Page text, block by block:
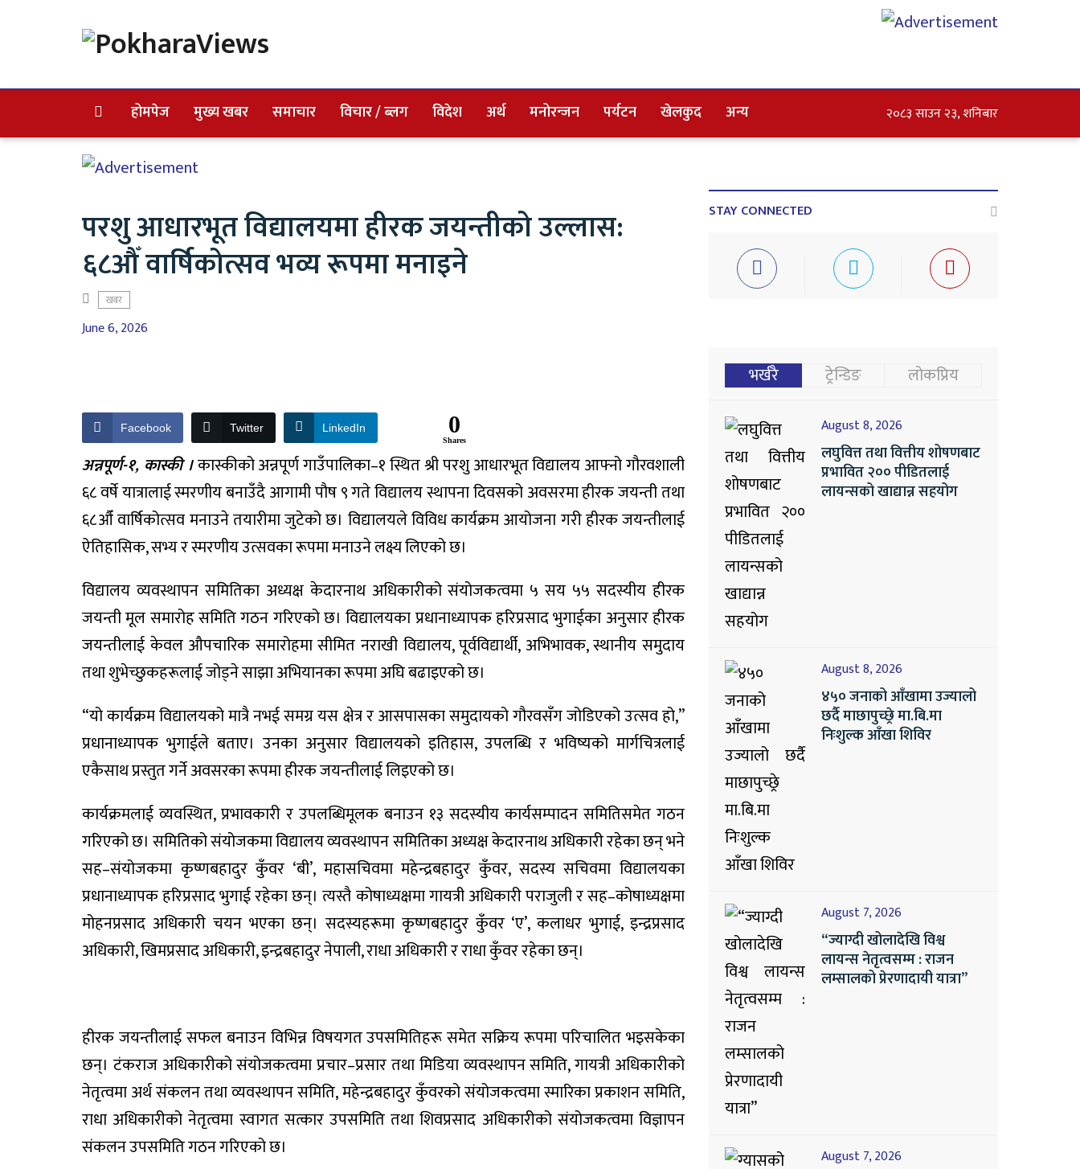
होमपेज मुख्य खबर समाचार विचार / ब्लग विदेश अर्थ मनोरन्जन पर्यटन खेलकुद अन्य २०८३ साउन २३, शनिबार
परशु आधारभूत विद्यालयमा हीरक जयन्तीको उल्लास:
६८औँ वार्षिकोत्सव भव्य रूपमा मनाइने
खबर
June 6, 2026
Facebook Twitter LinkedIn 0
Shares
अन्नपूर्ण-१, कास्की ।कास्कीको अन्नपूर्ण गाउँपालिका–१स्थितश्री परशु आधारभूत विद्यालयआफ्नो गौरवशाली
६८ वर्षे यात्रालाई स्मरणीय बनाउँदै आगामीपौष ९ गतेविद्यालय स्थापना दिवसको अवसरमाहीरक जयन्ती तथा
६८औँ वार्षिकोत्सवमनाउने तयारीमा जुटेको छ। विद्यालयले विविध कार्यक्रम आयोजना गरी हीरक जयन्तीलाई
ऐतिहासिक, सभ्य र स्मरणीय उत्सवका रूपमा मनाउने लक्ष्य लिएको छ।
विद्यालय व्यवस्थापन समितिका अध्यक्ष केदारनाथ अधिकारीको संयोजकत्वमा ५ सय ५५ सदस्यीय हीरक
जयन्ती मूल समारोह समितिगठन गरिएको छ। विद्यालयका प्रधानाध्यापकहरिप्रसाद भुगाईका अनुसार हीरक
जयन्तीलाई केवल औपचारिक समारोहमा सीमित नराखी विद्यालय, पूर्वविद्यार्थी, अभिभावक, स्थानीय समुदाय
तथा शुभेच्छुकहरूलाई जोड्ने साझा अभियानका रूपमा अघि बढाइएको छ।
“यो कार्यक्रम विद्यालयको मात्रै नभई समग्र यस क्षेत्र र आसपासका समुदायको गौरवसँग जोडिएको उत्सव हो,”
प्रधानाध्यापक भुगाईले बताए। उनका अनुसार विद्यालयको इतिहास, उपलब्धि र भविष्यको मार्गचित्रलाई
एकैसाथ प्रस्तुत गर्ने अवसरका रूपमा हीरक जयन्तीलाई लिइएको छ।
कार्यक्रमलाई व्यवस्थित, प्रभावकारी र उपलब्धिमूलक बनाउन १३ सदस्यीय कार्यसम्पादन समितिसमेत गठन
गरिएको छ। समितिको संयोजकमा विद्यालय व्यवस्थापन समितिका अध्यक्ष केदारनाथ अधिकारी रहेका छन् भने
सह–संयोजकमा कृष्णबहादुर कुँवर ‘बी’, महासचिवमामहेन्द्रबहादुर कुँवर, सदस्य सचिवमा विद्यालयका
प्रधानाध्यापक हरिप्रसाद भुगाई रहेका छन्। त्यस्तै कोषाध्यक्षमागायत्री अधिकारी पराजुलीर सह–कोषाध्यक्षमा
मोहनप्रसाद अधिकारी चयन भएका छन्। सदस्यहरूमा कृष्णबहादुर कुँवर ‘ए’, कलाधर भुगाई, इन्द्रप्रसाद
अधिकारी, खिमप्रसाद अधिकारी, इन्द्रबहादुर नेपाली, राधा अधिकारी र राधा कुँवर रहेका छन्।
हीरक जयन्तीलाई सफल बनाउन विभिन्न विषयगत उपसमितिहरू समेत सक्रिय रूपमा परिचालित भइसकेका
छन्। टंकराज अधिकारीको संयोजकत्वमा प्रचार–प्रसार तथा मिडिया व्यवस्थापन समिति,गायत्री अधिकारीको
नेतृत्वमा अर्थ संकलन तथा व्यवस्थापन समिति,महेन्द्रबहादुर कुँवरको संयोजकत्वमा स्मारिका प्रकाशन समिति,
राधा अधिकारीको नेतृत्वमा स्वागत सत्कार उपसमिति तथाशिवप्रसाद अधिकारीको संयोजकत्वमा विज्ञापन
संकलन उपसमिति गठन गरिएको छ।
STAY CONNECTED
भर्खरै ट्रेन्डिङ लोकप्रिय
August 8, 2026
लघुवित्त तथा वित्तीय शोषणबाट
प्रभावित २०० पीडितलाई
लायन्सको खाद्यान्न सहयोग
August 8, 2026
४५० जनाको आँखामा उज्यालो
छर्दै माछापुच्छ्रे मा.बि.मा
निःशुल्क आँखा शिविर
August 7, 2026
“ज्याग्दी खोलादेखि विश्व
लायन्स नेतृत्वसम्म : राजन
लम्सालको प्रेरणादायी यात्रा”
August 7, 2026